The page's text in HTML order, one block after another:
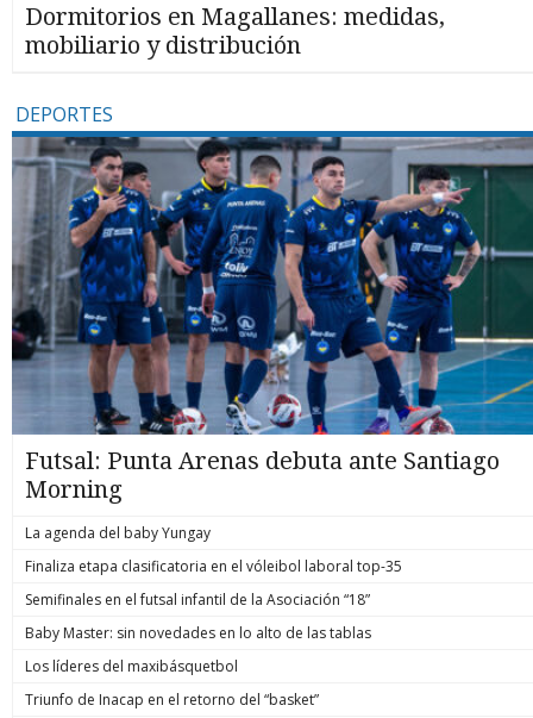
Dormitorios en Magallanes: medidas,
mobiliario y distribución
DEPORTES
Futsal: Punta Arenas debuta ante Santiago
Morning
La agenda del baby Yungay
Finaliza etapa clasificatoria en el vóleibol laboral top-35
Semifinales en el futsal infantil de la Asociación “18”
Baby Master: sin novedades en lo alto de las tablas
Los líderes del maxibásquetbol
Triunfo de Inacap en el retorno del “basket”